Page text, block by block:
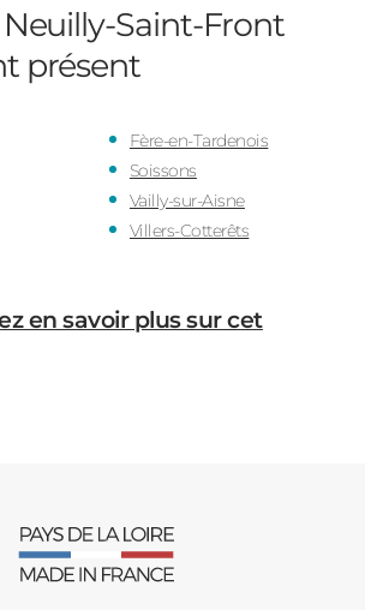
Saint-Front
présent
Fère-en-Tardenois
Soissons
Vailly-sur-Aisne
Villers-Cotterêts
en savoir plus sur cet